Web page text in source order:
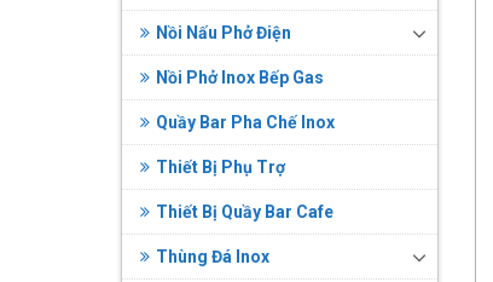
Nồi Nấu Phở Điện
Nồi Phở Inox Bếp Gas
Quầy Bar Pha Chế Inox
Thiết Bị Phụ Trợ
Thiết Bị Quầy Bar Cafe
Thùng Đá Inox